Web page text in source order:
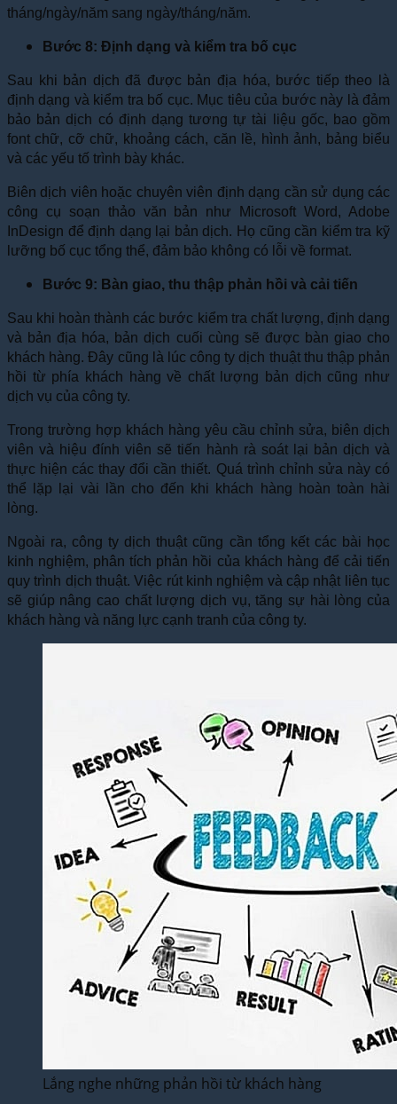
tháng/ngày/năm sang ngày/tháng/năm.
Bước 8: Định dạng và kiểm tra bố cục
Sau khi bản dịch đã được bản địa hóa, bước tiếp theo là
định dạng và kiểm tra bố cục. Mục tiêu của bước này là đảm
bảo bản dịch có định dạng tương tự tài liệu gốc, bao gồm
font chữ, cỡ chữ, khoảng cách, căn lề, hình ảnh, bảng biểu
và các yếu tố trình bày khác.
Biên dịch viên hoặc chuyên viên định dạng cần sử dụng các
công cụ soạn thảo văn bản như Microsoft Word, Adobe
InDesign để định dạng lại bản dịch. Họ cũng cần kiểm tra kỹ
lưỡng bố cục tổng thể, đảm bảo không có lỗi về format.
Bước 9: Bàn giao, thu thập phản hồi và cải tiến
Sau khi hoàn thành các bước kiểm tra chất lượng, định dạng
và bản địa hóa, bản dịch cuối cùng sẽ được bàn giao cho
khách hàng. Đây cũng là lúc công ty dịch thuật thu thập phản
hồi từ phía khách hàng về chất lượng bản dịch cũng như
dịch vụ của công ty.
Trong trường hợp khách hàng yêu cầu chỉnh sửa, biên dịch
viên và hiệu đính viên sẽ tiến hành rà soát lại bản dịch và
thực hiện các thay đổi cần thiết. Quá trình chỉnh sửa này có
thể lặp lại vài lần cho đến khi khách hàng hoàn toàn hài
lòng.
Ngoài ra, công ty dịch thuật cũng cần tổng kết các bài học
kinh nghiệm, phân tích phản hồi của khách hàng để cải tiến
quy trình dịch thuật. Việc rút kinh nghiệm và cập nhật liên tục
sẽ giúp nâng cao chất lượng dịch vụ, tăng sự hài lòng của
khách hàng và năng lực cạnh tranh của công ty.
Lắng nghe những phản hồi từ khách hàng